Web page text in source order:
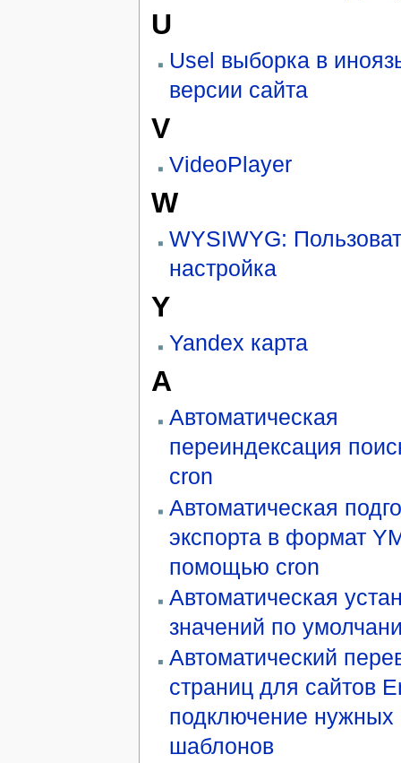
U
Usel выборка в
версии сайта
V
VideoPlayer
W
WYSIWYG:
настройка
Y
Yandex карта
А
Автоматическая
переиндексация
cron
Автоматическая
экспорта в формат
помощью cron
Автоматическая
значений по
Автоматический
страниц для сайтов
подключение нужных
шаблонов